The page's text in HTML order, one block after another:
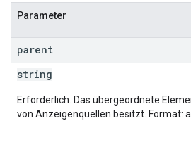
Parameter
parent
string
Erforderlich. Das übergeordnete
von Anzeigenquellen besitzt. Format: